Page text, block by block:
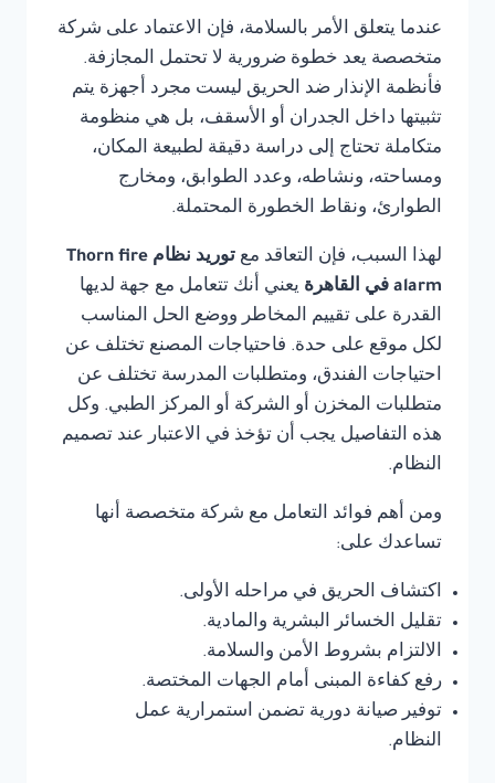
عندما يتعلق الأمر بالسلامة، فإن الاعتماد على شركة
متخصصة يعد خطوة ضرورية لا تحتمل المجازفة.
فأنظمة الإنذار ضد الحريق ليست مجرد أجهزة يتم
تثبيتها داخل الجدران أو الأسقف، بل هي منظومة
متكاملة تحتاج إلى دراسة دقيقة لطبيعة المكان،
ومساحته، ونشاطه، وعدد الطوابق، ومخارج
الطوارئ، ونقاط الخطورة المحتملة.
لهذا السبب، فإن التعاقد مع
توريد نظام Thorn fire
alarm في القاهرة
يعني أنك تتعامل مع جهة لديها
القدرة على تقييم المخاطر ووضع الحل المناسب
لكل موقع على حدة. فاحتياجات المصنع تختلف عن
احتياجات الفندق، ومتطلبات المدرسة تختلف عن
متطلبات المخزن أو الشركة أو المركز الطبي. وكل
هذه التفاصيل يجب أن تؤخذ في الاعتبار عند تصميم
النظام.
ومن أهم فوائد التعامل مع شركة متخصصة أنها
تساعدك على:
اكتشاف الحريق في مراحله الأولى.
تقليل الخسائر البشرية والمادية.
الالتزام بشروط الأمن والسلامة.
رفع كفاءة المبنى أمام الجهات المختصة.
توفير صيانة دورية تضمن استمرارية عمل
النظام.